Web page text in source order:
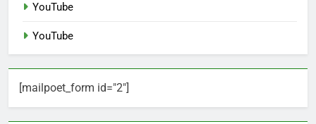
YouTube
YouTube
[mailpoet_form id="2"]